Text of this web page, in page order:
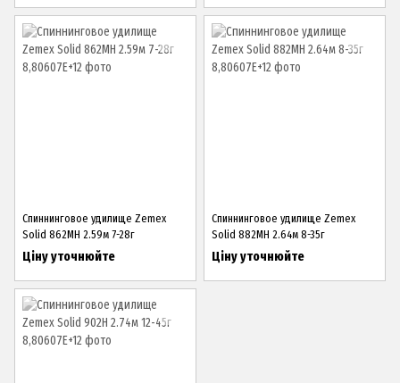
Спиннинговое удилище Zemex
Solid 862MH 2.59м 7-28г
Ціну уточнюйте
Спиннинговое удилище Zemex
Solid 882MH 2.64м 8-35г
Ціну уточнюйте